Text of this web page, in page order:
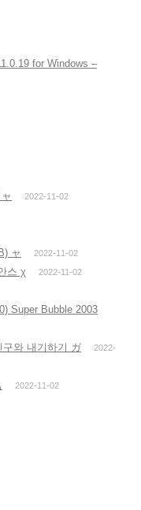
for Windows –
2022-11-02
ャ 2022-11-02
스 χ 2022-11-02
Super Bubble 2003
와 내기하기 ガ
2022-
2022-11-02